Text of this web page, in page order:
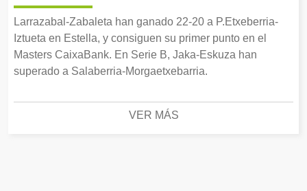
Larrazabal-Zabaleta han ganado 22-20 a P.Etxeberria-
Iztueta en Estella, y consiguen su primer punto en el
Masters CaixaBank. En Serie B, Jaka-Eskuza han
superado a Salaberria-Morgaetxebarria.
VER MÁS